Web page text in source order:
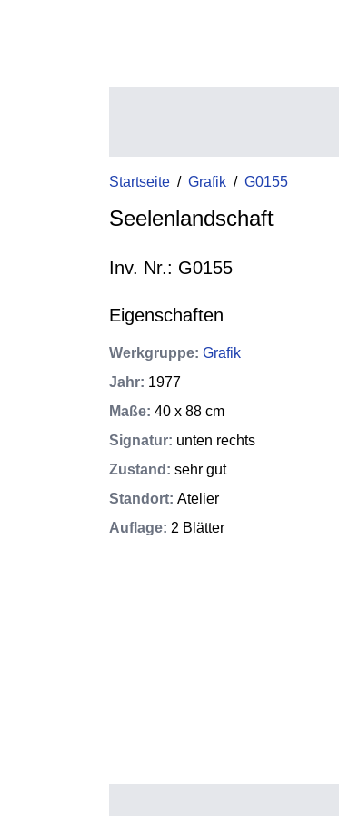
Startseite / Grafik / G0155
Seelenlandschaft
Inv. Nr.: G0155
Eigenschaften
Werkgruppe: Grafik
Jahr: 1977
Maße: 40 x 88 cm
Signatur: unten rechts
Zustand : sehr gut
Standort: Atelier
Auflage: 2 Blätter